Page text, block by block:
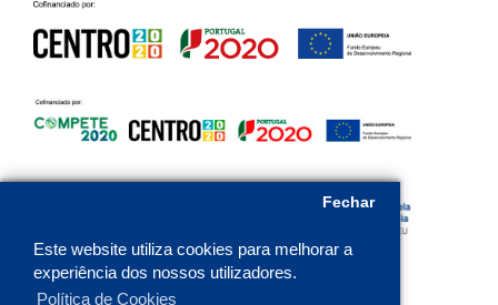
Este website utiliza cookies para melhorar a
experiência dos nossos utilizadores.
Política de Cookies
Fechar